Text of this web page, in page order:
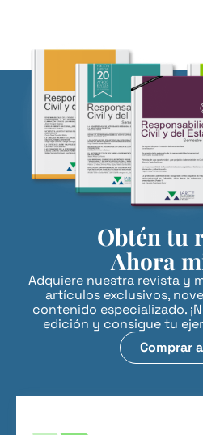
Obtén tu
Ahora
Adquiere nuestra revista y
artículos exclusivos,
contenido especializado.
edición y consigue tu
Comprar